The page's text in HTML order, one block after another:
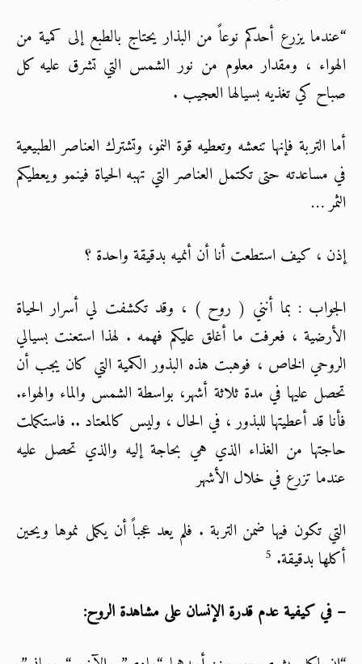
“عندما يزرع أحدكم نوعاً من البذار يحتاج بالطبع إلى كمية من
الهواء ، ومقدار معلوم من نور الشمس التي تشرق عليه كل
صباح كي تغذيه بسيالها العجيب .
أما التربة فإنها تنعشه وتعطيه قوة النمو، وتشترك العناصر الطبيعية
في مساعدته حتى تكتمل العناصر التي تهبه الحياة فينمو ويعطيكم
الثمر …
إذن ، كيف استطعت أنا أن أنميه بدقيقة واحدة ؟
الجواب : بما أنني ( روح ) ، وقد تكشفت لي أسرار الحياة
الأرضية ، فعرفت ما أغلق عليكم فهمه . لهذا استعنت بسيالي
الروحي الخاص ، فوهبت هذه البذور الكمية التي كان يجب أن
تحصل عليها في مدة ثلاثة أشهر، بواسطة الشمس والماء والهواء.
فأنا قد أعطيتها للبذور ، في الحال ، وليس كالمعتاد .. فاستكملت
حاجتها من الغذاء الذي هي بحاجة إليه والذي تحصل عليه
عندما تزرع في خلال الأشهر
التي تكون فيها ضمن التربة . فلم يعد عجباً أن يكمل نموها ويحين
أكلها بدقيقة. 5
– في كيفية عدم قدرة الإنسان على مشاهدة الروح: